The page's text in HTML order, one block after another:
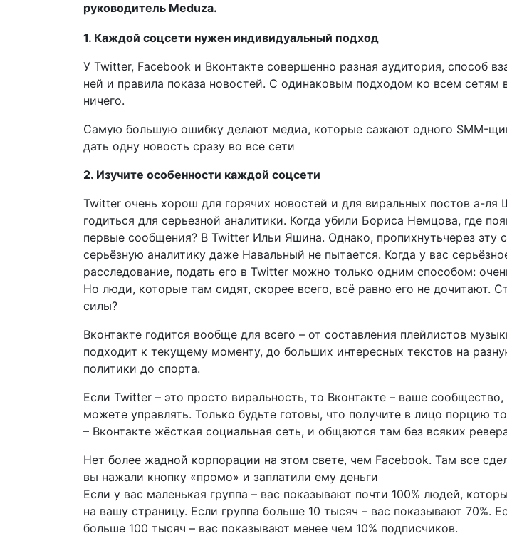
руководитель Meduza.
1. Каждой соцсети нужен индивидуальный подход
У Twitter, Facebook и Вконтакте совершенно разная аудитория, способ
ней и правила показа новостей. С одинаковым подходом ко всем сетям
ничего.
Самую большую ошибку делают медиа, которые сажают одного SMM-
дать одну новость сразу во все сети
2. Изучите особенности каждой соцсети
Twitter очень хорош для горячих новостей и для виральных постов а-ля
годиться для серьезной аналитики. Когда убили Бориса Немцова, где
первые сообщения? В Twitter Ильи Яшина. Однако, пропихнутьчерез эту
серьёзную аналитику даже Навальный не пытается. Когда у вас
расследование, подать его в Twitter можно только одним способом:
Но люди, которые там сидят, скорее всего, всё равно его не дочитают.
силы?
Вконтакте годится вообще для всего – от составления плейлистов
подходит к текущему моменту, до больших интересных текстов на
политики до спорта.
Если Twitter – это просто виральность, то Вконтакте – ваше
можете управлять. Только будьте готовы, что получите в лицо порцию
– Вконтакте жёсткая социальная сеть, и общаются там без всяких
Нет более жадной корпорации на этом свете, чем Facebook. Там все
вы нажали кнопку «промо» и заплатили ему деньги
Если у вас маленькая группа – вас показывают почти 100% людей,
на вашу страницу. Если группа больше 10 тысяч – вас показывают 70%.
больше 100 тысяч – вас показывают менее чем 10% подписчиков.